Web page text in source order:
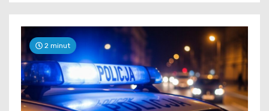
2 minut